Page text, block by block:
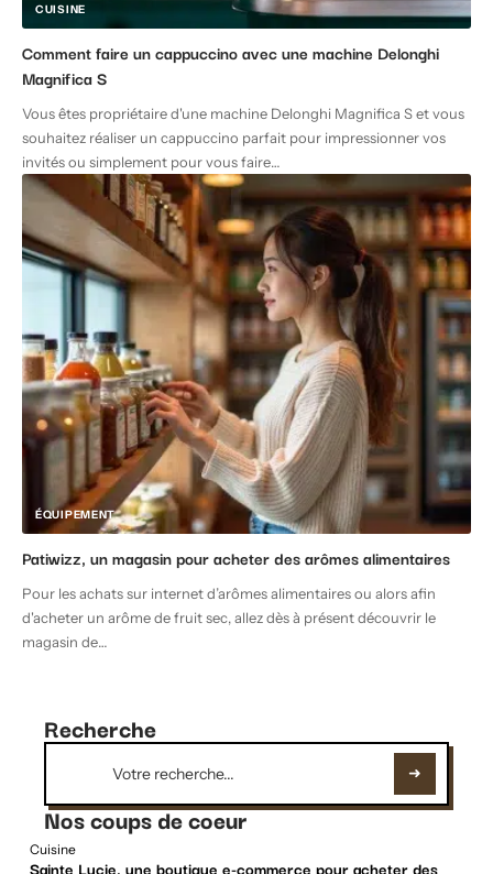
CUISINE
Comment faire un cappuccino avec une machine Delonghi
Magnifica S
Vous êtes propriétaire d'une machine Delonghi Magnifica S et vous
souhaitez réaliser un cappuccino parfait pour impressionner vos
invités ou simplement pour vous faire…
ÉQUIPEMENT
Patiwizz, un magasin pour acheter des arômes alimentaires
Pour les achats sur internet d’arômes alimentaires ou alors afin
d'acheter un arôme de fruit sec, allez dès à présent découvrir le
magasin de…
Recherche
Nos coups de coeur
Cuisine
Sainte Lucie, une boutique e-commerce pour acheter des